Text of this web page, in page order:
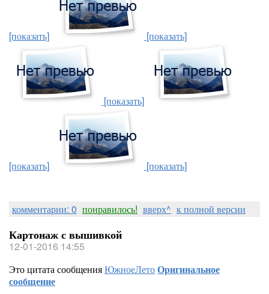
[показать] [показать]
[показать]
[показать] [показать]
комментарии: 0 понравилось! вверх^ к полной версии
Картонаж с вышивкой
12-01-2016 14:55
Это цитата сообщенияЮжноеЛетоОригинальное
сообщение